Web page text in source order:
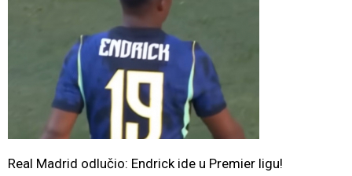
Real Madrid odlučio: Endrick ide u Premier ligu!